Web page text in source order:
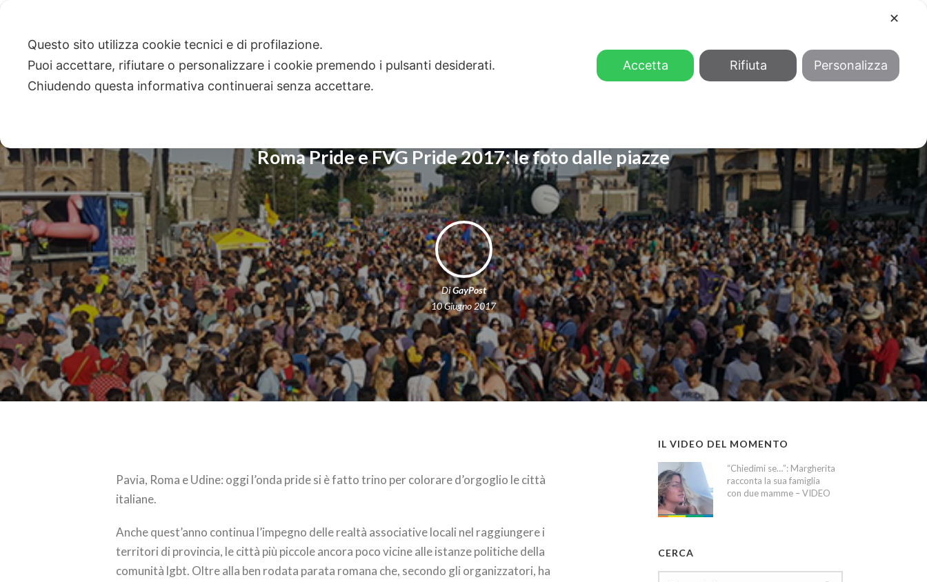
Roma Pride e FVG Pride 2017: le foto dalle piazze
DiGayPost
10 Giugno 2017
Pavia, Roma e Udine: oggi l’onda pride si è fatto trino per colorare d’orgoglio le città
italiane.
Anche quest’anno continua l’impegno delle realtà associative locali nel raggiungere i
territori di provincia, le città più piccole ancora poco vicine alle istanze politiche della
comunità lgbt. Oltre alla ben rodata parata romana che, secondo gli organizzatori, ha
IL VIDEO DEL MOMENTO
“Chiedimi se…”: Margherita
racconta la sua famiglia
con due mamme – VIDEO
CERCA
✕
Questo sito utilizza cookie tecnici e di profilazione.
Puoi accettare, rifiutare o personalizzare i cookie premendo i pulsanti desiderati.
Chiudendo questa informativa continuerai senza accettare.
Accetta Rifiuta Personalizza